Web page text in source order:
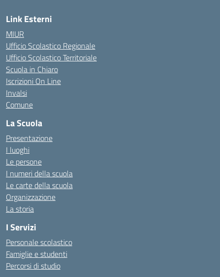
Link Esterni
MIUR
Ufficio Scolastico Regionale
Ufficio Scolastico Territoriale
Scuola in Chiaro
Iscrizioni On Line
Invalsi
Comune
La Scuola
Presentazione
I luoghi
Le persone
I numeri della scuola
Le carte della scuola
Organizzazione
La storia
I Servizi
Personale scolastico
Famiglie e studenti
Percorsi di studio